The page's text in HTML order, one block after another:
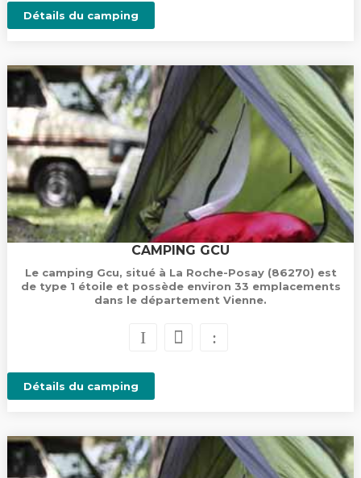
Détails du camping
CAMPING GCU
Le camping Gcu, situé à La Roche-Posay (86270) est
de type 1 étoile et possède environ 33 emplacements
dans le département Vienne.
Détails du camping